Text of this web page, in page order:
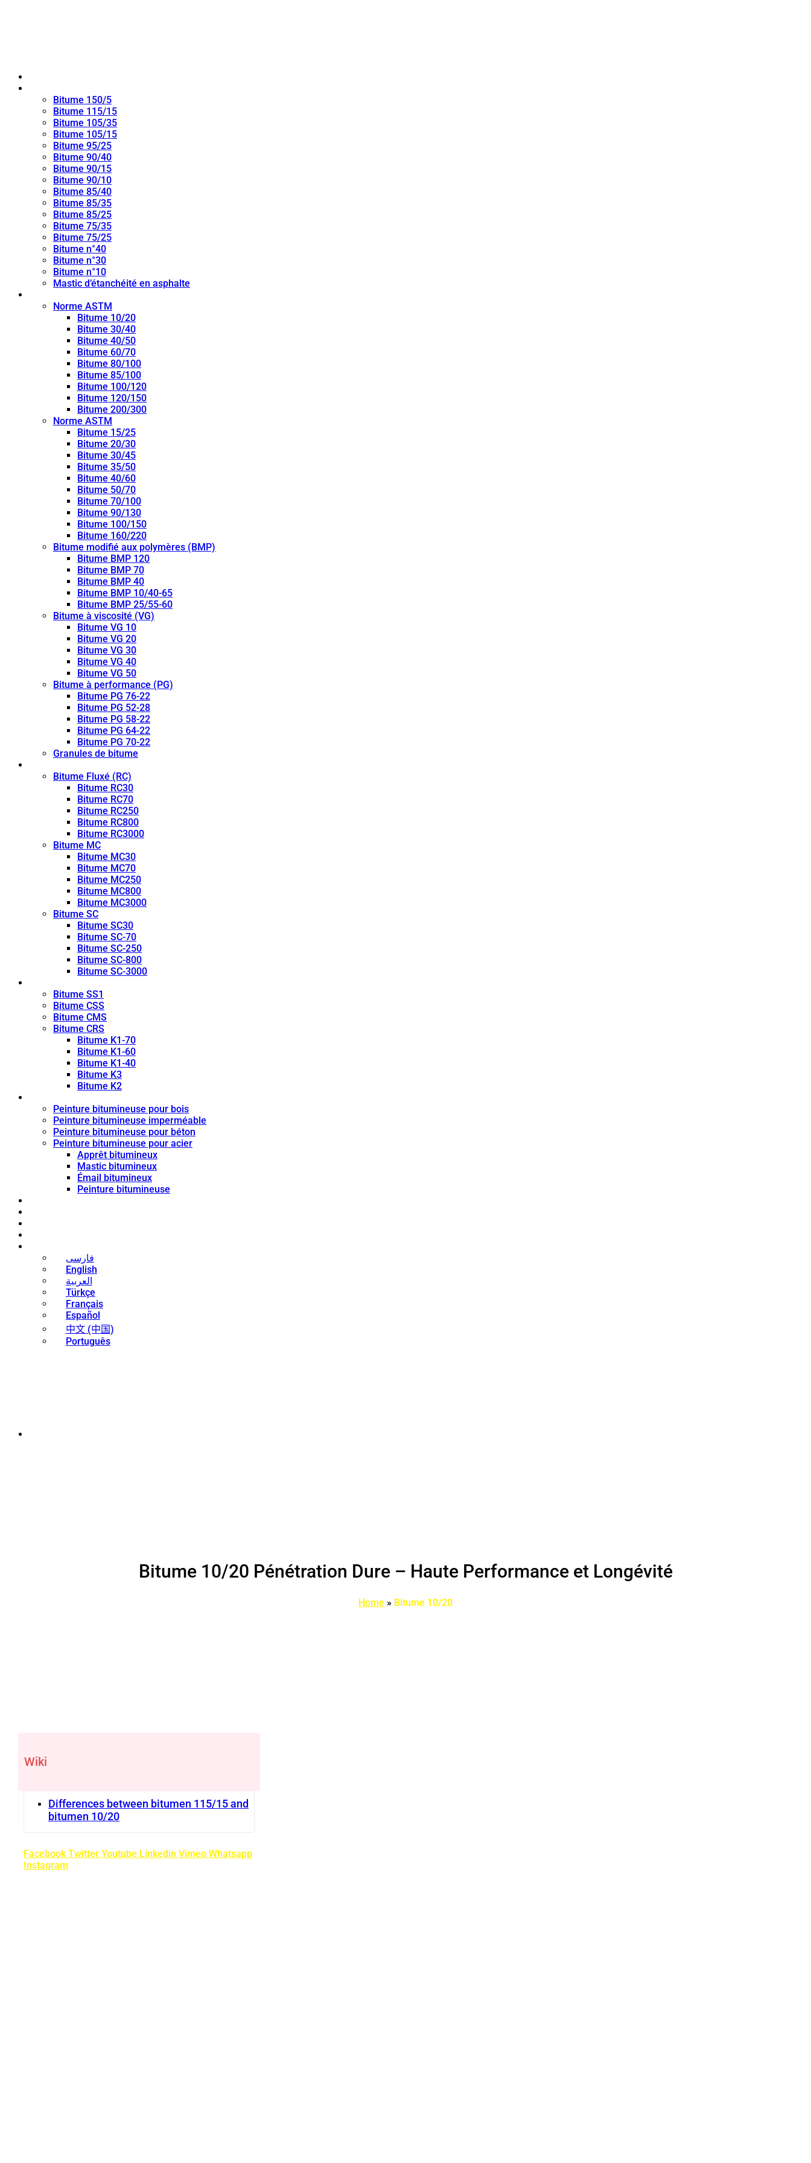
Bitume 150/5
Bitume 115/15
Bitume 105/35
Bitume 105/15
Bitume 95/25
Bitume 90/40
Bitume 90/15
Bitume 90/10
Bitume 85/40
Bitume 85/35
Bitume 85/25
Bitume 75/35
Bitume 75/25
Bitume n°40
Bitume n°30
Bitume n°10
Mastic d’étanchéité en asphalte
Norme ASTM
Bitume 10/20
Bitume 30/40
Bitume 40/50
Bitume 60/70
Bitume 80/100
Bitume 85/100
Bitume 100/120
Bitume 120/150
Bitume 200/300
Norme ASTM
Bitume 15/25
Bitume 20/30
Bitume 30/45
Bitume 35/50
Bitume 40/60
Bitume 50/70
Bitume 70/100
Bitume 90/130
Bitume 100/150
Bitume 160/220
Bitume modifié aux polymères (BMP)
Bitume BMP 120
Bitume BMP 70
Bitume BMP 40
Bitume BMP 10/40-65
Bitume BMP 25/55-60
Bitume à viscosité (VG)
Bitume VG 10
Bitume VG 20
Bitume VG 30
Bitume VG 40
Bitume VG 50
Bitume à performance (PG)
Bitume PG 76-22
Bitume PG 52-28
Bitume PG 58-22
Bitume PG 64-22
Bitume PG 70-22
Granules de bitume
Bitume Fluxé (RC)
Bitume RC30
Bitume RC70
Bitume RC250
Bitume RC800
Bitume RC3000
Bitume MC
Bitume MC30
Bitume MC70
Bitume MC250
Bitume MC800
Bitume MC3000
Bitume SC
Bitume SC30
Bitume SC-70
Bitume SC-250
Bitume SC-800
Bitume SC-3000
Bitume SS1
Bitume CSS
Bitume CMS
Bitume CRS
Bitume K1-70
Bitume K1-60
Bitume K1-40
Bitume K3
Bitume K2
Peinture bitumineuse pour bois
Peinture bitumineuse imperméable
Peinture bitumineuse pour béton
Peinture bitumineuse pour acier
Apprêt bitumineux
Mastic bitumineux
Émail bitumineux
Peinture bitumineuse
فارسی
English
العربية
Türkçe
Français
Español
中文 (中国)
Português
Bitume 10/20 Pénétration Dure – Haute Performance et Longévité
Home » Bitume 10/20
Wiki
Differences between bitumen 115/15 and
bitumen 10/20
Facebook Twitter Youtube Linkedin Vimeo Whatsapp
Instagram